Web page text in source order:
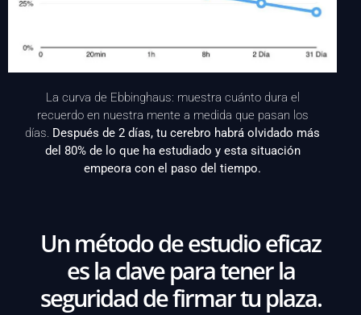
La curva de Ebbinghaus: muestra cuánto dura el
recuerdo en nuestra mente a medida que pasan los
días. Después de 2 días, tu cerebro habrá olvidado más
del 80% de lo que ha estudiado y esta situación
empeora con el paso del tiempo.
Un método de estudio eficaz
es la clave para tener la
seguridad de firmar tu plaza.